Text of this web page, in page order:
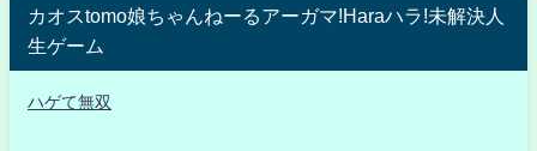
カオスtomo娘ちゃんねーるアーガマ!Haraハラ!未解決人
生ゲーム
ハゲて無双